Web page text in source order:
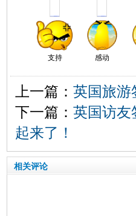
支持 感动
上一篇： 英国旅游
下一篇： 英国访友
起来了！
相关评论